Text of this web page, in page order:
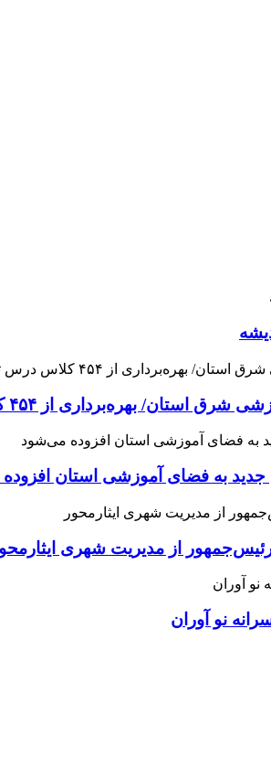
از ۴۵۴ کلاس درس تا مهرماه
رئیس‌جمهور از مدیریت شهری
نو آوران